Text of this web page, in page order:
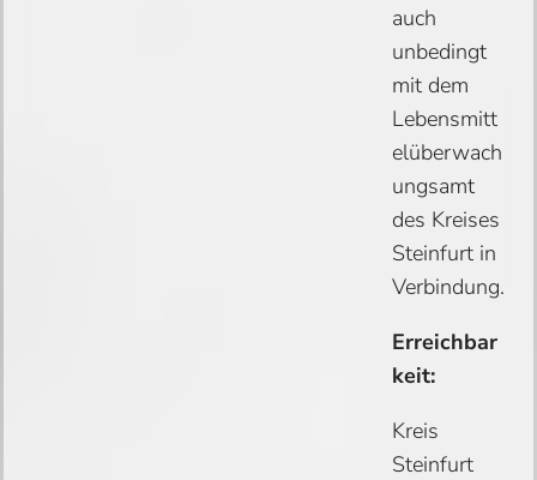
auch
unbedingt
mit dem
Lebensmitt
elüberwach
ungsamt
des Kreises
Steinfurt in
Verbindung.
Erreichbar
keit:
Kreis
Steinfurt